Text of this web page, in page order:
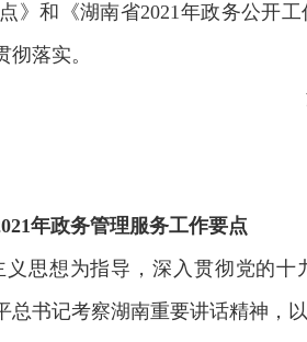
》和《湖南省2021年政务公开
落实。
年政务管理服务工作要点
思想为指导，深入贯彻党的十
书记考察湖南重要讲话精神，